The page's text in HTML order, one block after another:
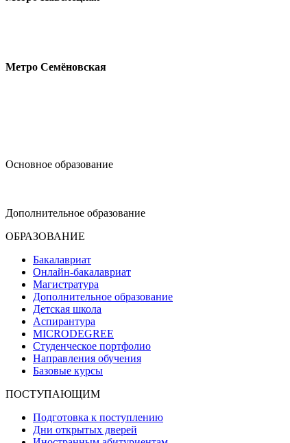
Метро Семёновская
Основное образование
Дополнительное образование
ОБРАЗОВАНИЕ
Бакалавриат
Онлайн-бакалавриат
Магистратура
Дополнительное образование
Детская школа
Аспирантура
MICRODEGREE
Студенческое портфолио
Направления обучения
Базовые курсы
ПОСТУПАЮЩИМ
Подготовка к поступлению
Дни открытых дверей